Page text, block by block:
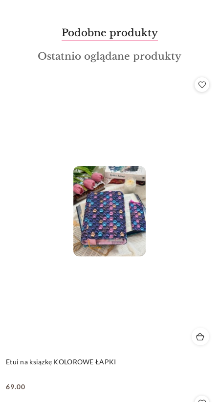
Pomiń karuzelę produktów
Produkty
o
statusie:
Podobne produkty
Produkty
Ostatnio oglądane produkty
Etui na ksiązkę KOLOROWE ŁAPKI
Cena:
69.00